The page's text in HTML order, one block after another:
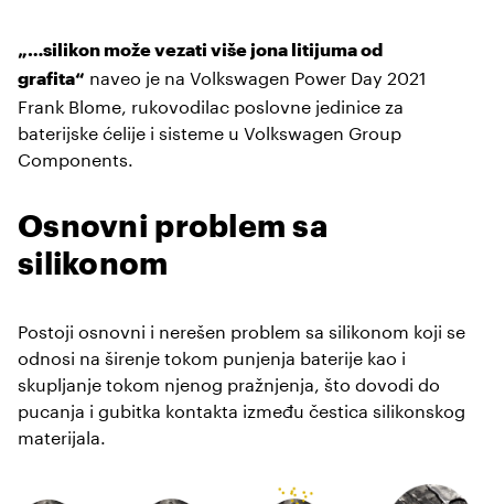
„…silikon može vezati više jona litijuma od
grafita“ naveo je na Volkswagen Power Day 2021
Frank Blome, rukovodilac poslovne jedinice za
baterijske ćelije i sisteme u Volkswagen Group
Components.
Osnovni problem sa
silikonom
Postoji osnovni i nerešen problem sa silikonom koji se
odnosi na širenje tokom punjenja baterije kao i
skupljanje tokom njenog pražnjenja, što dovodi do
pucanja i gubitka kontakta između čestica silikonskog
materijala.